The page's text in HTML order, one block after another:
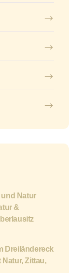
und Natur
&
Dreiländereck
Zittau,